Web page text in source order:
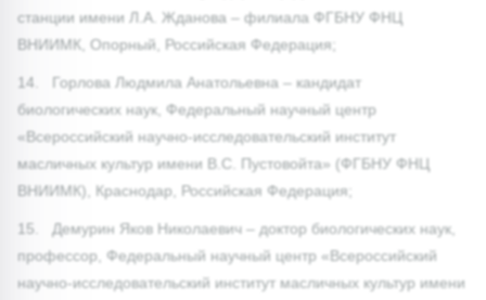
станции имени Л.А. Жданова – филиала ФГБНУ ФНЦ
ВНИИМК, Опорный, Российская Федерация;
14. Горлова Людмила Анатольевна – кандидат
биологических наук, Федеральный научный центр
«Всероссийский научно-исследовательский институт
масличных культур имени В.С. Пустовойта» (ФГБНУ ФНЦ
ВНИИМК), Краснодар, Российская Федерация;
15. Демурин Яков Николаевич – доктор биологических наук,
профессор, Федеральный научный центр «Всероссийский
научно-исследовательский институт масличных культур имени